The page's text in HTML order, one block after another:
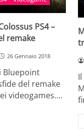
PS4 –
remake
26 Gennaio 2018
Bluepoint
del remake
videogames.…